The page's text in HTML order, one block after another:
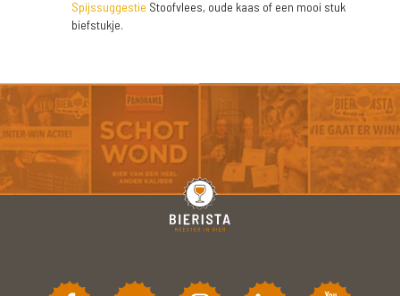
Spijssuggestie Stoofvlees, oude kaas of een mooi stuk
biefstukje.